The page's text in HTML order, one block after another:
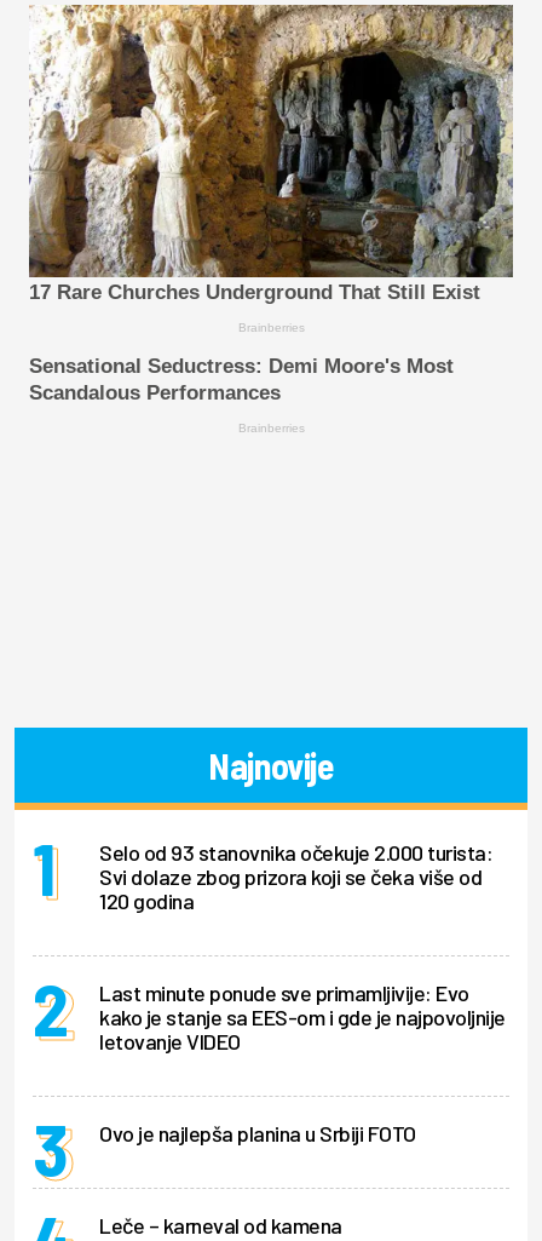
17 Rare Churches Underground That Still Exist
Brainberries
Sensational Seductress: Demi Moore's Most
Scandalous Performances
Brainberries
Najnovije
Selo od 93 stanovnika očekuje 2.000 turista:
Svi dolaze zbog prizora koji se čeka više od
120 godina
Last minute ponude sve primamljivije: Evo
kako je stanje sa EES-om i gde je najpovoljnije
letovanje VIDEO
Ovo je najlepša planina u Srbiji FOTO
Leče – karneval od kamena